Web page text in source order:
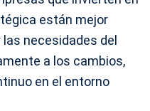
están mejor
necesidades del
a los cambios,
en el entorno